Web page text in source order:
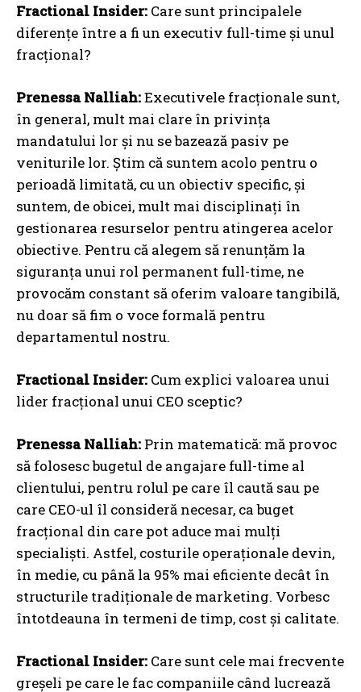
Fractional Insider: Care sunt principalele
diferențe între a fi un executiv full-time și unul
fracțional?
Prenessa Nalliah:Executivele fracționale sunt,
în general, mult mai clare în privința
mandatului lor și nu se bazează pasiv pe
veniturile lor. Știm că suntem acolo pentru o
perioadă limitată, cu un obiectiv specific, și
suntem, de obicei, mult mai disciplinați în
gestionarea resurselor pentru atingerea acelor
obiective. Pentru că alegem să renunțăm la
siguranța unui rol permanent full-time, ne
provocăm constant să oferim valoare tangibilă,
nu doar să fim o voce formală pentru
departamentul nostru.
Fractional Insider: Cum explici valoarea unui
lider fracțional unui CEO sceptic?
Prenessa Nalliah: Prin matematică: mă provoc
să folosesc bugetul de angajare full-time al
clientului, pentru rolul pe care îl caută sau pe
care CEO-ul îl consideră necesar, ca buget
fracțional din care pot aduce mai mulți
specialiști. Astfel, costurile operaționale devin,
în medie, cu până la 95% mai eficiente decât în
structurile tradiționale de marketing. Vorbesc
întotdeauna în termeni de timp, cost și calitate.
Fractional Insider: Care sunt cele mai frecvente
greșeli pe care le fac companiile când lucrează